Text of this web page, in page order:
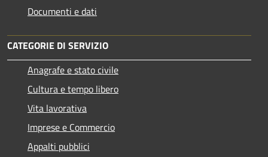
Documenti e dati
CATEGORIE DI SERVIZIO
Anagrafe e stato civile
Cultura e tempo libero
Vita lavorativa
Imprese e Commercio
Appalti pubblici